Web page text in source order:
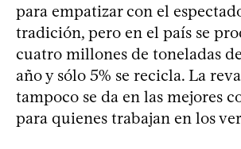
para empatizar con el
tradición, pero en el país se
cuatro millones de toneladas
año y sólo 5% se recicla. La
tampoco se da en las mejores
para quienes trabajan en los